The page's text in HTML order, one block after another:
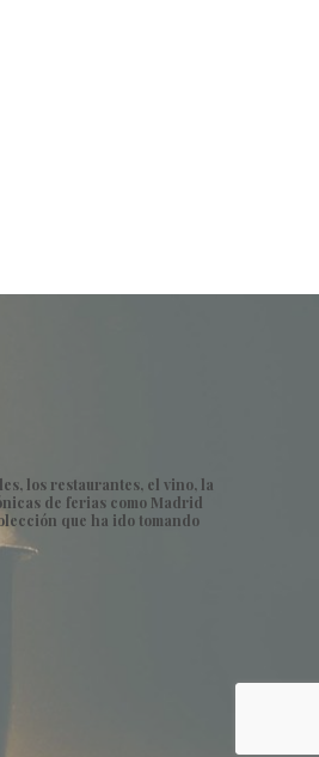
los restaurantes, el vino, la
de ferias como Madrid
que ha ido tomando